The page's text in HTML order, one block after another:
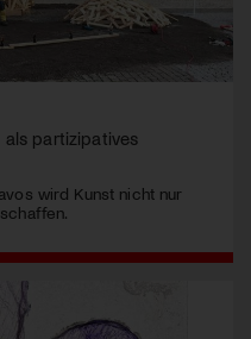
als partizipatives
wird Kunst nicht nur